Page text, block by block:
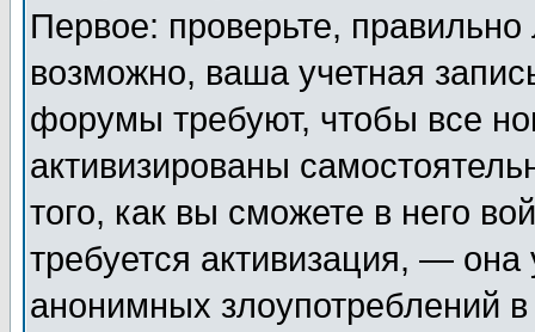
Первое: проверьте,
возможно, ваша учетная
форумы требуют, чтобы все
активизированы
того, как вы сможете в него
требуется активизация, —
анонимных злоупотреблений